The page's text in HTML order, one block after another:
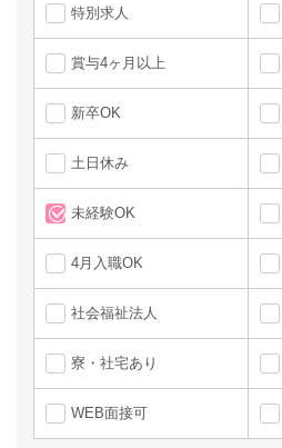
特別求人
賞与4ヶ月以上
新卒OK
土日休み
未経験OK
4月入職OK
社会福祉法人
寮・社宅あり
WEB面接可